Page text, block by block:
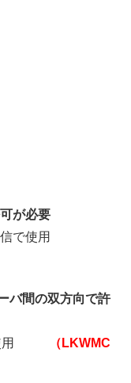
が必要
で使用
バ間の双方向で許
使用
（LKWMC